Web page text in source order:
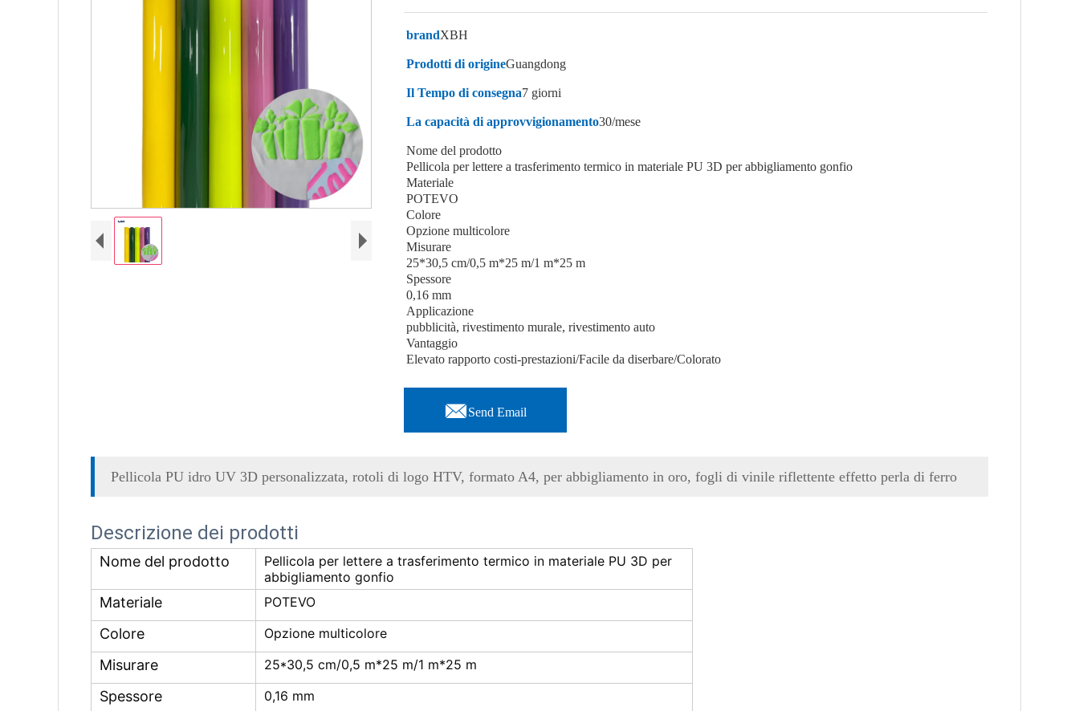
brandXBH
Prodotti di origineGuangdong
Il Tempo di consegna7 giorni
La capacità di approvvigionamento30/mese
Nome del prodotto
Pellicola per lettere a trasferimento termico in materiale PU 3D per abbigliamento gonfio
Materiale
POTEVO
Colore
Opzione multicolore
Misurare
25*30,5 cm/0,5 m*25 m/1 m*25 m
Spessore
0,16 mm
Applicazione
pubblicità, rivestimento murale, rivestimento auto
Vantaggio
Elevato rapporto costi-prestazioni/Facile da diserbare/Colorato
Send Email
Pellicola PU idro UV 3D personalizzata, rotoli di logo HTV, formato A4, per abbigliamento in oro, fogli di vinile riflettente effetto perla di ferro
Descrizione dei prodotti
Nome del prodotto
Pellicola per lettere a trasferimento termico in materiale PU 3D per
abbigliamento gonfio
Materiale POTEVO
Colore Opzione multicolore
Misurare 25*30,5 cm/0,5 m*25 m/1 m*25 m
Spessore 0,16 mm